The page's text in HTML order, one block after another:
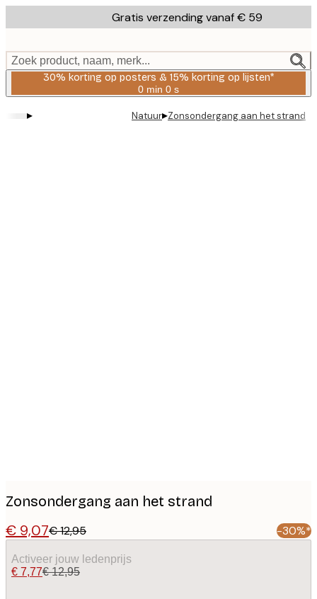
to
content.
Gratis verzending vanaf € 59
Zoek product, naam, merk...
30% korting op posters & 15% korting op lijsten*
0 min 0 s
Geldig
2026-
▸ Natuur▸Zonsondergang aan het strand
Zonsondergang aan het strand
€ 9,07€ 12,95 -30%*
Activeer jouw ledenprijs
€ 7,77€ 12,95